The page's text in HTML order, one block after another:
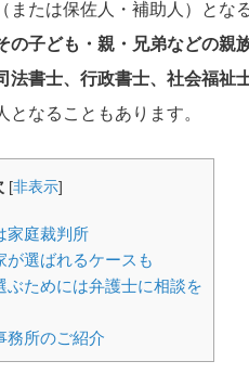
または保佐人・補助人）とな
の子ども・親・兄弟などの親
法書士、行政書士、社会福祉
なることもあります。
[非表示]
家庭裁判所
が選ばれるケースも
ぶためには弁護士に相談を
務所のご紹介